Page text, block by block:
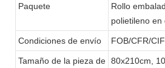
Paquete
Rollo
polietileno en
Condiciones de envío FOB/CFR/CIF
Tamaño de la pieza de 80x210cm,